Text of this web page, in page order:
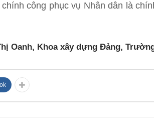
công phục vụ Nhân dân là
Oanh, Khoa xây dựng Đảng,